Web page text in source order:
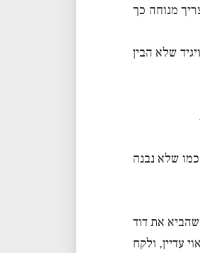
מנוחה כך
שלא הבין
שלא נבנה
את דוד
עדיין, ולקח